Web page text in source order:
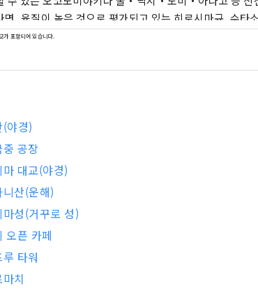
면, 육질이 높은 것으로 평가되고 있는 히로시마규, 수타
・포도 등 풍부한 음식의 자원은 히로시마 특유. 또한 바
보드 등 액티브파에게도 질리지 않는다. 세계문화유산
가 포함되어 있습니다.
야경)
공장
대교(야경)
산(운해)
성(거꾸로 성)
오픈 카페
타워
치